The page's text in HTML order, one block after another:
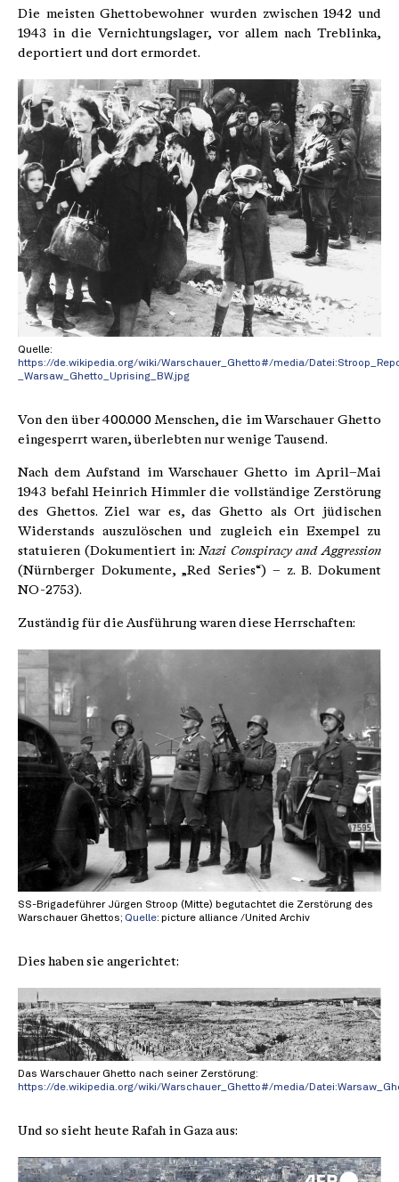
Die meisten Ghettobewohner wurden zwischen 1942 und
1943 in die Vernichtungslager, vor allem nach Treblinka,
deportiert und dort ermordet.
Quelle:
https://de.wikipedia.org/wiki/Warschauer_Ghetto#/media/
_Warsaw_Ghetto_Uprising_BW.jpg
Von den über 400.000 Menschen, die im Warschauer Ghetto
eingesperrt waren, überlebten nur wenige Tausend.
Nach dem Aufstand im Warschauer Ghetto im April–Mai
1943 befahl Heinrich Himmler die vollständige Zerstörung
des Ghettos. Ziel war es, das Ghetto als Ort jüdischen
Widerstands auszulöschen und zugleich ein Exempel zu
statuieren (Dokumentiert in:Nazi Conspiracy and Aggression
(Nürnberger Dokumente, „Red Series“) – z. B. Dokument
NO-2753).
Zuständig für die Ausführung waren diese Herrschaften:
SS-Brigadeführer Jürgen Stroop (Mitte) begutachtet die Zerstörung des
Warschauer Ghettos; Quelle: picture alliance /United Archiv
Dies haben sie angerichtet:
Das Warschauer Ghetto nach seiner Zerstörung:
https://de.wikipedia.org/wiki/Warschauer_Ghetto#/media/
Und so sieht heute Rafah in Gaza aus: